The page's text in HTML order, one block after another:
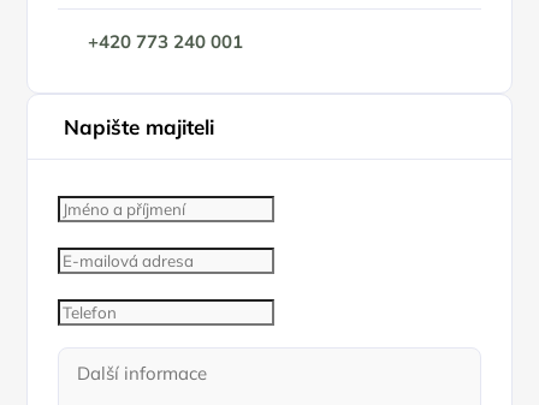
+420 773 240 001
Napište majiteli